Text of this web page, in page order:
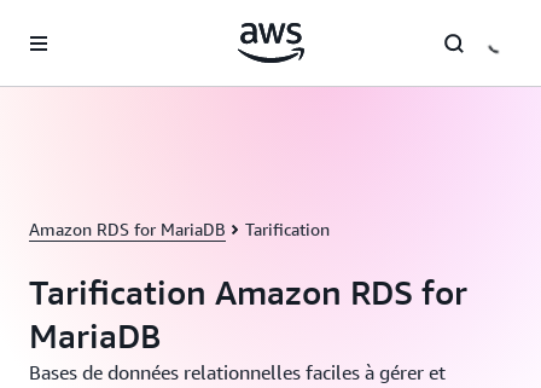
Amazon RDS for MariaDB Tarification
Tarification Amazon RDS for
MariaDB
Bases de données relationnelles faciles à gérer et